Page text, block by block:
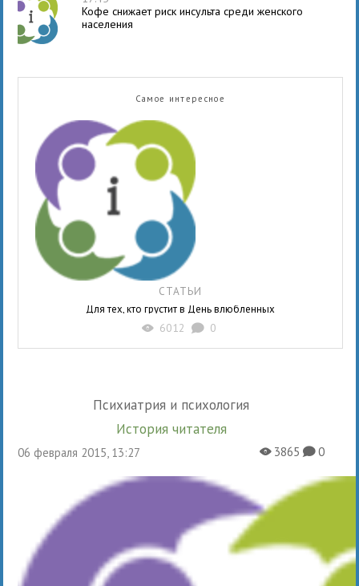
Кофе снижает риск инсульта среди женского
населения
Самое интересное
СТАТЬИ
Для тех, кто грустит в День влюбленных
X 6012 K 0
Психиатрия и психология
История читателя
06 февраля 2015, 13:27 X3865K0